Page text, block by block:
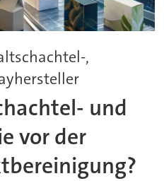
,
und
vor der